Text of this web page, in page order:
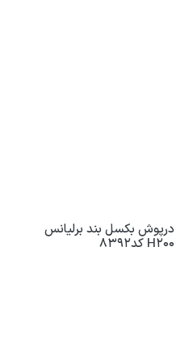
درپوش بکسل بند برلیانس
H200 کد8392